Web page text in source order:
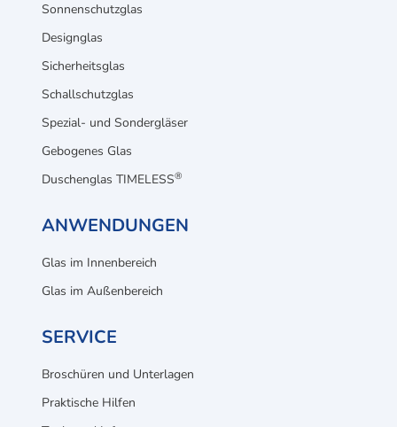
Sonnenschutzglas
Designglas
Sicherheitsglas
Schallschutzglas
Spezial- und Sondergläser
Gebogenes Glas
Duschenglas TIMELESS®
ANWENDUNGEN
Glas im Innenbereich
Glas im Außenbereich
SERVICE
Broschüren und Unterlagen
Praktische Hilfen